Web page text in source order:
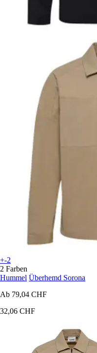
+-2
2 Farben
Hummel Überhemd Sorona
Ab 79,04 CHF
32,06 CHF